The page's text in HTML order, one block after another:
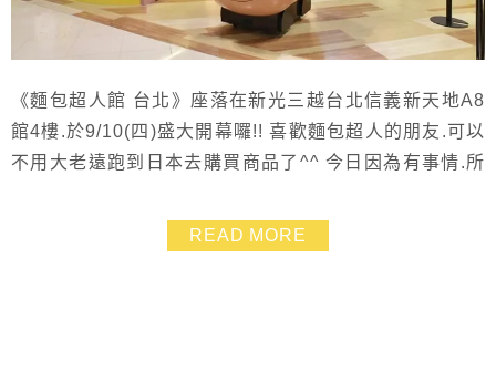
《麵包超人館 台北》座落在新光三越台北信義新天地A8
館4樓.於9/10(四)盛大開幕囉!! 喜歡麵包超人的朋友.可以
不用大老遠跑到日本去購買商品了^^ 今日因為有事情.所
照片要來分享給大家喲! 超卡哇伊的麵包超人.真的是引發
排隊熱潮 購物結帳.真的要多點耐心啦~~
READ MORE